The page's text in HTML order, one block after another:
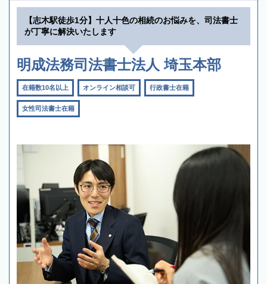
【志木駅徒歩1分】十人十色の相続のお悩みを、司法書士
が丁寧に解決いたします
明成法務司法書士法人 埼玉本部
在籍数10名以上 オンライン相談可 行政書士在籍
女性司法書士在籍